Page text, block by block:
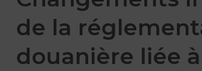
de la
douanière liée à